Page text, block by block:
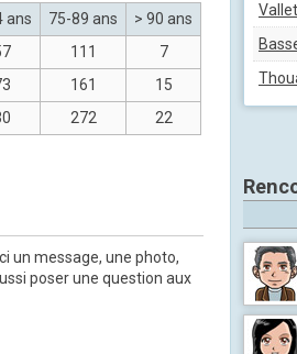
ans 75-89 ans
> 90 ans
111
7
161
15
272 22
un message, une photo,
poser une question aux
Vallet